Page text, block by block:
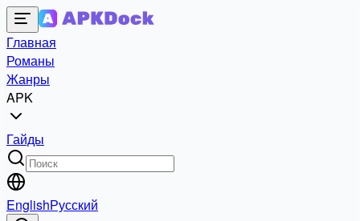
Главная
Романы
Жанры
APK
Гайды
EnglishРусский